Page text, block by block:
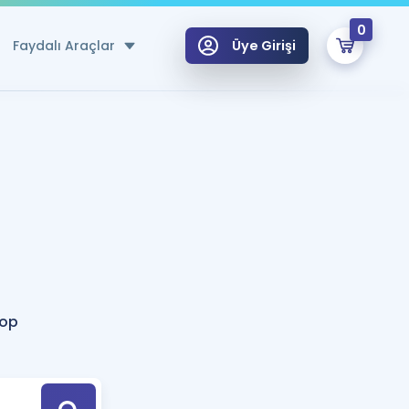
Faydalı Araçlar
Hesaplama Aracı
için Öneriler
Tek Takvimde
Üye Girişi
0